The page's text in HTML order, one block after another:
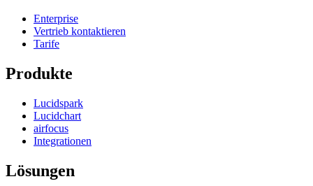
Enterprise
Vertrieb kontaktieren
Tarife
Produkte
Lucidspark
Lucidchart
airfocus
Integrationen
Lösungen